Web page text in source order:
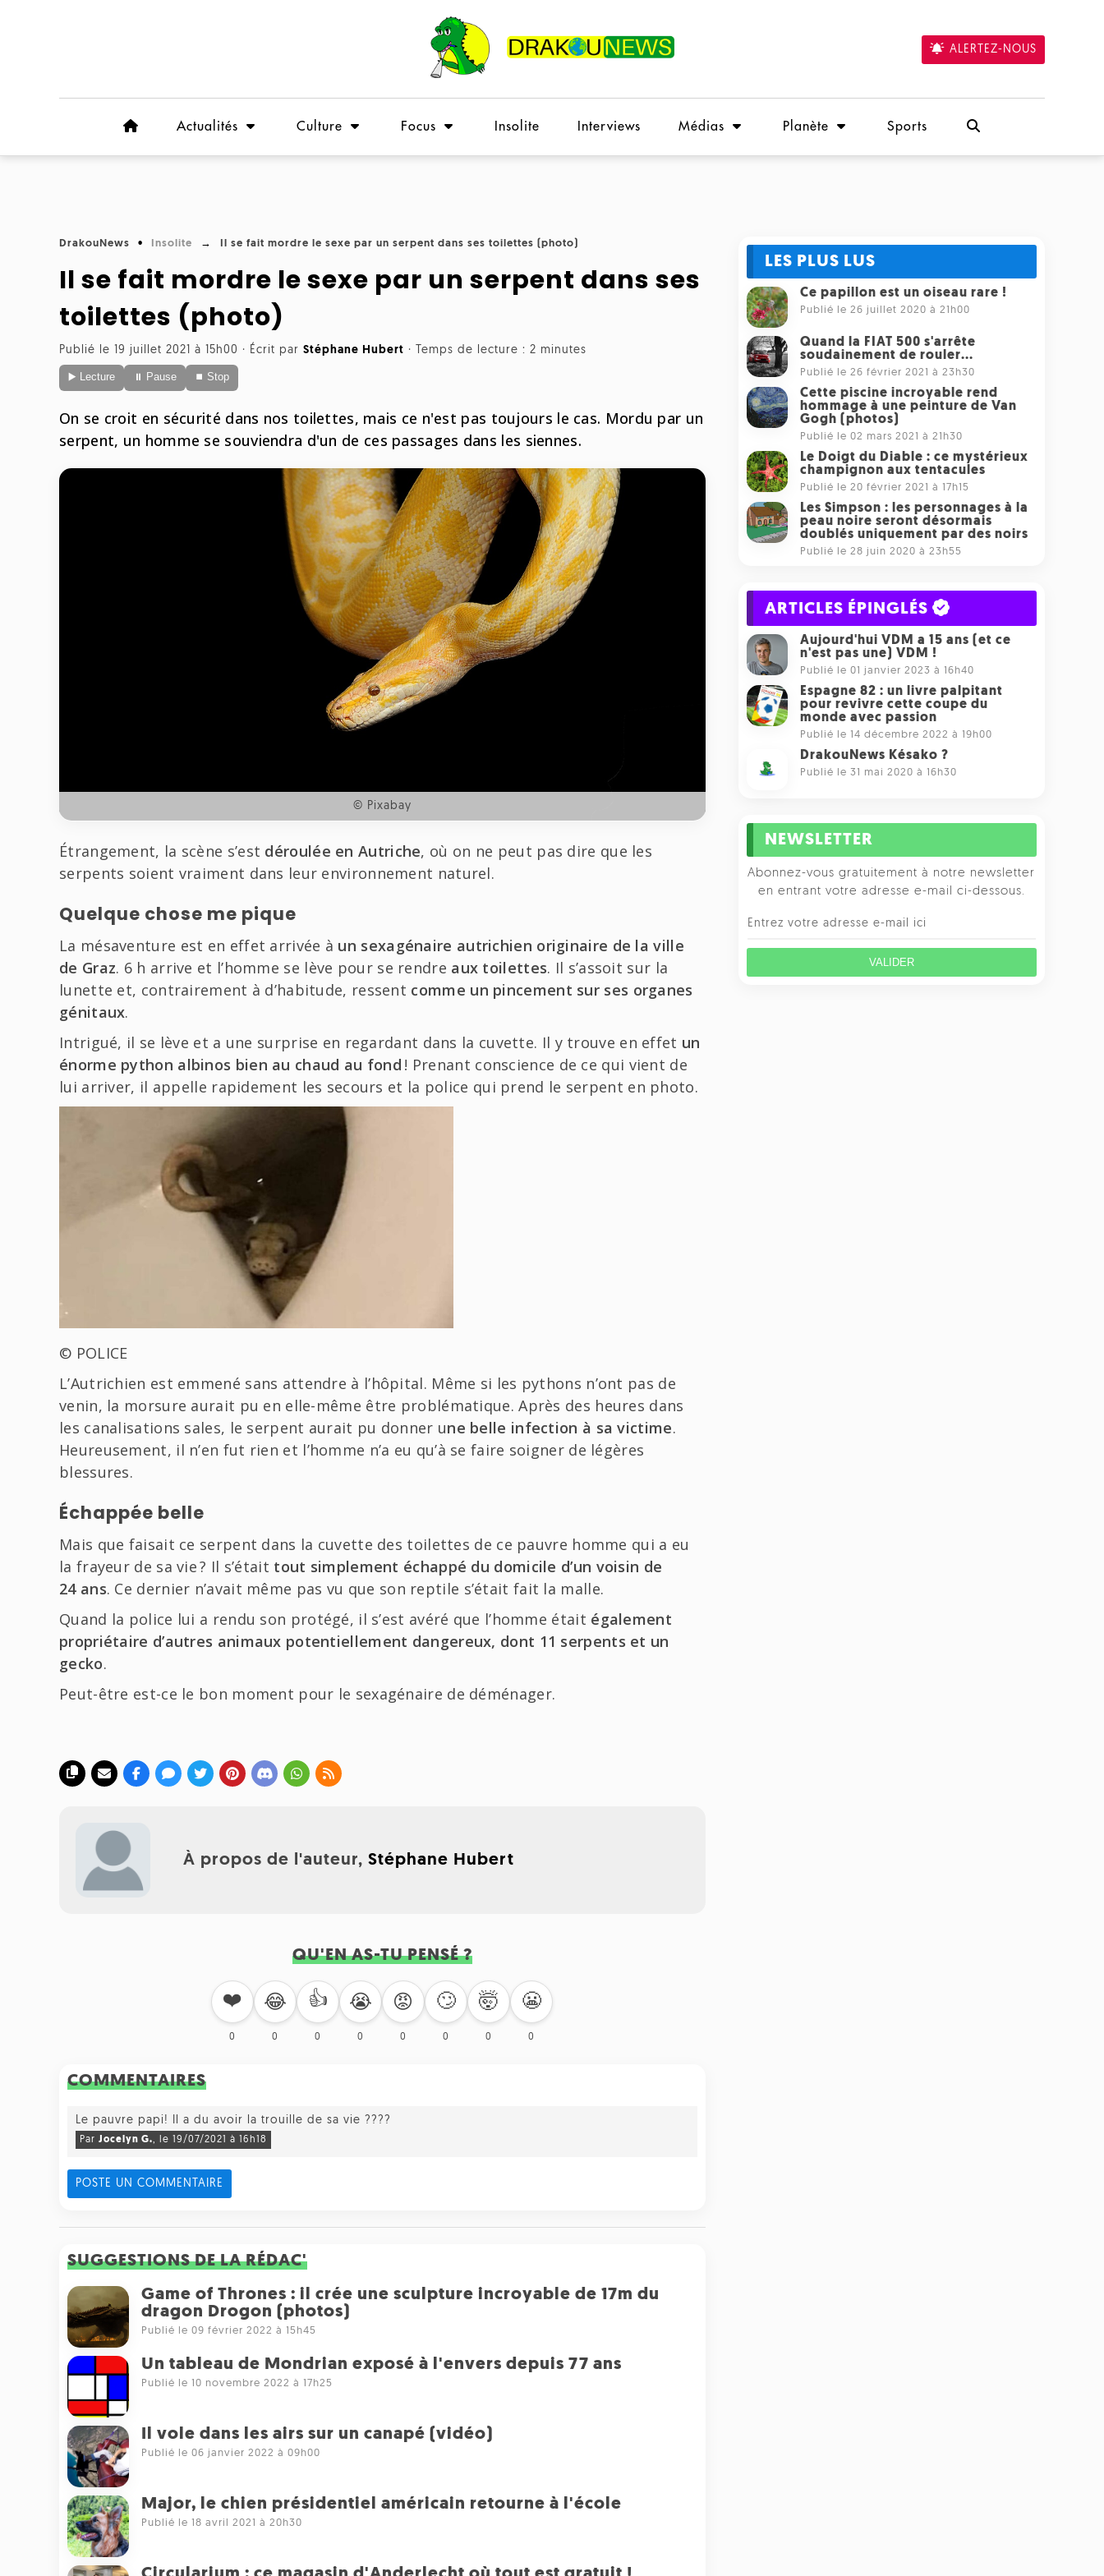
ALERTEZ-NOUS
Actualités Culture Focus Insolite Interviews Médias Planète Sports
DrakouNews Insolite Il se fait mordre le sexe par un serpent dans ses toilettes (photo)
Il se fait mordre le sexe par un serpent dans ses
toilettes (photo)
Publié le 19 juillet 2021 à 15h00 · Écrit par Stéphane Hubert · Temps de lecture : 2 minutes
▶️ Lecture ⏸ Pause ⏹ Stop
On se croit en sécurité dans nos toilettes, mais ce n'est pas toujours le cas. Mordu par un
serpent, un homme se souviendra d'un de ces passages dans les siennes.
© Pixabay
Étrangement, la scène s’est déroulée en Autriche, où on ne peut pas dire que les
serpents soient vraiment dans leur environnement naturel.
Quelque chose me pique
La mésaventure est en effet arrivée à un sexagénaire autrichien originaire de la ville
de Graz. 6 h arrive et l’homme se lève pour se rendre aux toilettes. Il s’assoit sur la
lunette et, contrairement à d’habitude, ressent comme un pincement sur ses organes
génitaux.
Intrigué, il se lève et a une surprise en regardant dans la cuvette. Il y trouve en effet un
énorme python albinos bien au chaud au fond ! Prenant conscience de ce qui vient de
lui arriver, il appelle rapidement les secours et la police qui prend le serpent en photo.
© POLICE
L’Autrichien est emmené sans attendre à l’hôpital. Même si les pythons n’ont pas de
venin, la morsure aurait pu en elle-même être problématique. Après des heures dans
les canalisations sales, le serpent aurait pu donner une belle infection à sa victime.
Heureusement, il n’en fut rien et l’homme n’a eu qu’à se faire soigner de légères
blessures.
Échappée belle
Mais que faisait ce serpent dans la cuvette des toilettes de ce pauvre homme qui a eu
la frayeur de sa vie ? Il s’était tout simplement échappé du domicile d’un voisin de
24 ans. Ce dernier n’avait même pas vu que son reptile s’était fait la malle.
Quand la police lui a rendu son protégé, il s’est avéré que l’homme était également
propriétaire d’autres animaux potentiellement dangereux, dont 11 serpents et un
gecko.
Peut-être est-ce le bon moment pour le sexagénaire de déménager.
À propos de l'auteur,Stéphane Hubert
QU'EN AS-TU PENSÉ ?
❤️
0
😂
0
👍
0
😭
0
😡
0
🙄
0
🤯
0
😬
0
COMMENTAIRES
Le pauvre papi! Il a du avoir la trouille de sa vie ????
Par Jocelyn G., le 19/07/2021 à 16h18
POSTE UN COMMENTAIRE
SUGGESTIONS DE LA RÉDAC'
Game of Thrones : il crée une sculpture incroyable de 17m du
dragon Drogon (photos)
Publié le 09 février 2022 à 15h45
Un tableau de Mondrian exposé à l'envers depuis 77 ans
Publié le 10 novembre 2022 à 17h25
Il vole dans les airs sur un canapé (vidéo)
Publié le 06 janvier 2022 à 09h00
Major, le chien présidentiel américain retourne à l'école
Publié le 18 avril 2021 à 20h30
LES PLUS LUS
Ce papillon est un oiseau rare !
Publié le 26 juillet 2020 à 21h00
Quand la FIAT 500 s'arrête
soudainement de rouler...
Publié le 26 février 2021 à 23h30
Cette piscine incroyable rend
hommage à une peinture de Van
Gogh (photos)
Publié le 02 mars 2021 à 21h30
Le Doigt du Diable : ce mystérieux
champignon aux tentacules
Publié le 20 février 2021 à 17h15
Les Simpson : les personnages à la
peau noire seront désormais
doublés uniquement par des noirs
Publié le 28 juin 2020 à 23h55
ARTICLES ÉPINGLÉS
Aujourd'hui VDM a 15 ans (et ce
n'est pas une) VDM !
Publié le 01 janvier 2023 à 16h40
Espagne 82 : un livre palpitant
pour revivre cette coupe du
monde avec passion
Publié le 14 décembre 2022 à 19h00
DrakouNews Késako ?
Publié le 31 mai 2020 à 16h30
NEWSLETTER
Abonnez-vous gratuitement à notre newsletter
en entrant votre adresse e-mail ci-dessous.
VALIDER